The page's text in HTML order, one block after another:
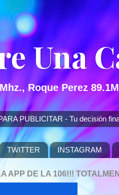
Una
Roque Perez
PUBLICITAR - Tu decisión
TWITTER INSTAGRAM
APP DE LA 106!!!